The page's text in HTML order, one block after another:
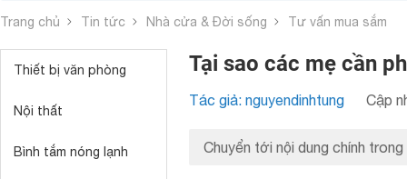
Trang chủ Tin tức Nhà cửa & Đời sống Tư vấn mua sắm
Thiết bị văn phòng
Nội thất
Bình tắm nóng lạnh
Tại sao các mẹ cần
Tác giả: nguyendinhtung Cập
Chuyển tới nội dung chính trong